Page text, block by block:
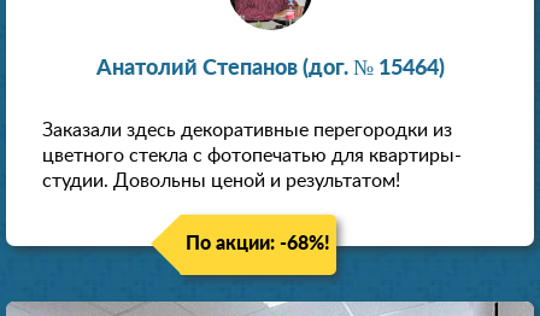
Анатолий Степанов (дог. № 15464)
Заказали здесь декоративные перегородки из
цветного стекла с фотопечатью для квартиры-
студии. Довольны ценой и результатом!
По акции: -68%!